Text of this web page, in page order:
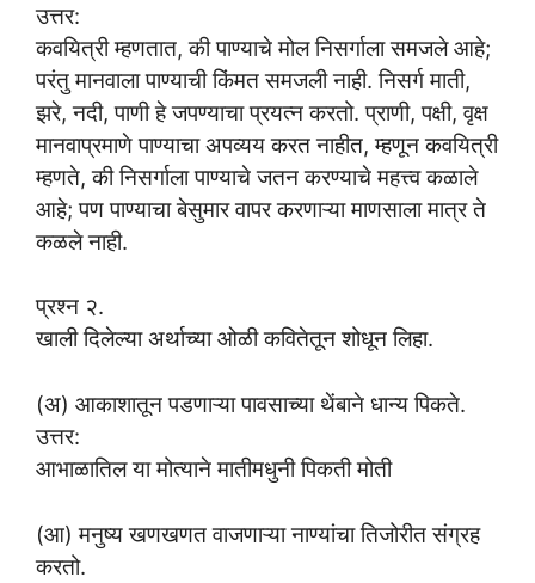
उत्तर:
कवयित्री म्हणतात, की पाण्याचे मोल निसर्गाला समजले आहे;
परंतु मानवाला पाण्याची किंमत समजली नाही. निसर्ग माती,
झरे, नदी, पाणी हे जपण्याचा प्रयत्न करतो. प्राणी, पक्षी, वृक्ष
मानवाप्रमाणे पाण्याचा अपव्यय करत नाहीत, म्हणून कवयित्री
म्हणते, की निसर्गाला पाण्याचे जतन करण्याचे महत्त्व कळाले
आहे; पण पाण्याचा बेसुमार वापर करणाऱ्या माणसाला मात्र ते
कळले नाही.
प्रश्न २.
खाली दिलेल्या अर्थाच्या ओळी कवितेतून शोधून लिहा.
(अ) आकाशातून पडणाऱ्या पावसाच्या थेंबाने धान्य पिकते.
उत्तर:
आभाळातिल या मोत्याने मातीमधुनी पिकती मोती
(आ) मनुष्य खणखणत वाजणाऱ्या नाण्यांचा तिजोरीत संग्रह
करतो.